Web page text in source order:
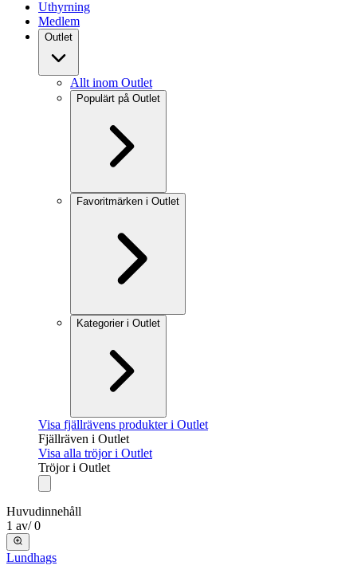
Uthyrning
Medlem
Outlet
Allt inom Outlet
Populärt på Outlet
Favoritmärken i Outlet
Kategorier i Outlet
Visa fjällrävens produkter i Outlet
Fjällräven i Outlet
Visa alla tröjor i Outlet
Tröjor i Outlet
Huvudinnehåll
1 av/ 0
Lundhags